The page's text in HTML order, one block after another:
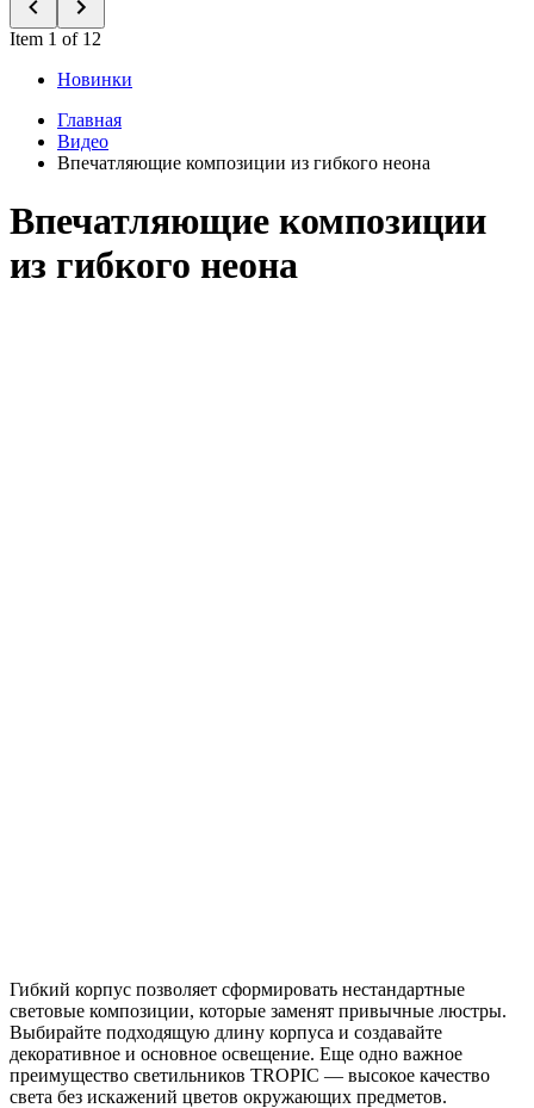
Item 1 of 12
Новинки
Главная
Видео
Впечатляющие композиции из гибкого неона
Впечатляющие композиции
из гибкого неона
Гибкий корпус позволяет сформировать нестандартные
световые композиции, которые заменят привычные люстры.
Выбирайте подходящую длину корпуса и создавайте
декоративное и основное освещение. Еще одно важное
преимущество светильников TROPIC — высокое качество
света без искажений цветов окружающих предметов.